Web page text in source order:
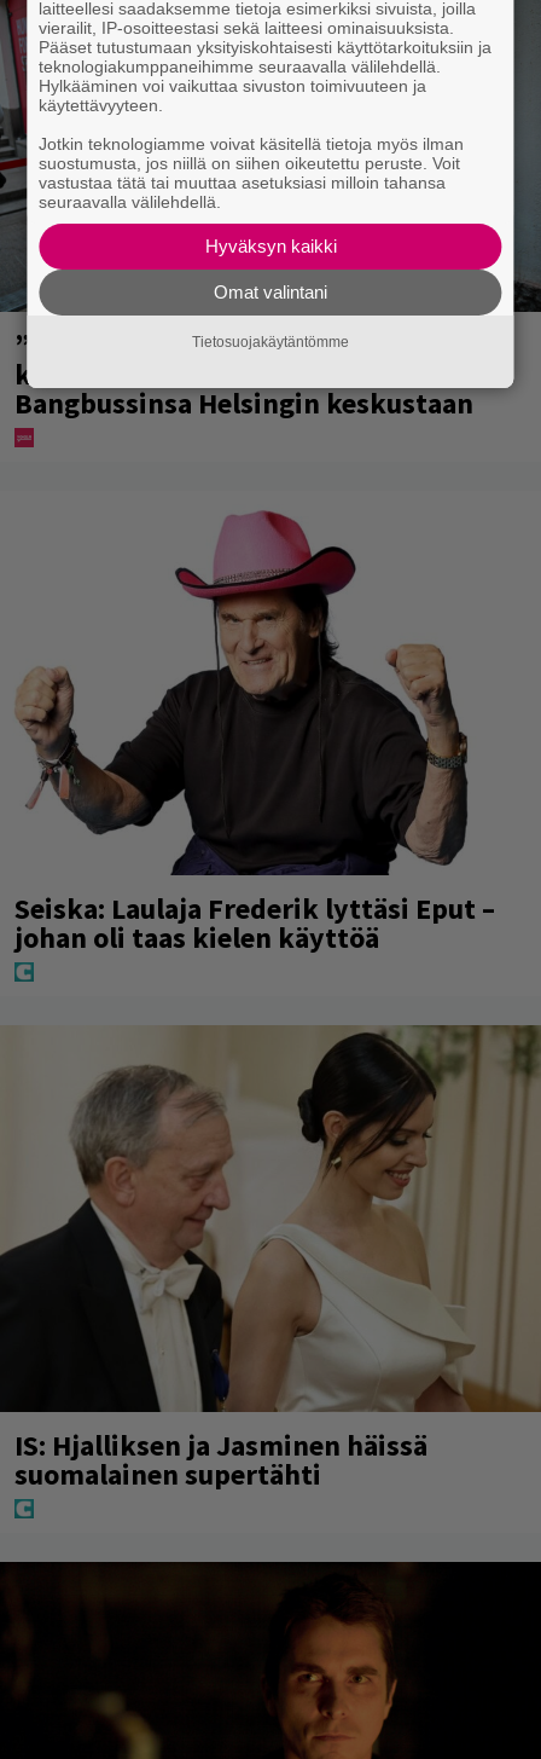
”Mitä isompi vehje, sen paremmin
kulkee” – Susanna Penttilä suuntasi
Bangbussinsa Helsingin keskustaan
Seiska: Laulaja Frederik lyttäsi Eput –
johan oli taas kielen käyttöä
IS: Hjalliksen ja Jasminen häissä
suomalainen supertähti
laitteellesi saadaksemme tietoja esimerkiksi sivuista, joilla
vierailit, IP-osoitteestasi sekä laitteesi ominaisuuksista.
Pääset tutustumaan yksityiskohtaisesti käyttötarkoituksiin ja
teknologiakumppaneihimme seuraavalla välilehdellä.
Hylkääminen voi vaikuttaa sivuston toimivuuteen ja
käytettävyyteen.
Jotkin teknologiamme voivat käsitellä tietoja myös ilman
suostumusta, jos niillä on siihen oikeutettu peruste. Voit
vastustaa tätä tai muuttaa asetuksiasi milloin tahansa
seuraavalla välilehdellä.
Hyväksyn kaikki
Omat valintani
Tietosuojakäytäntömme